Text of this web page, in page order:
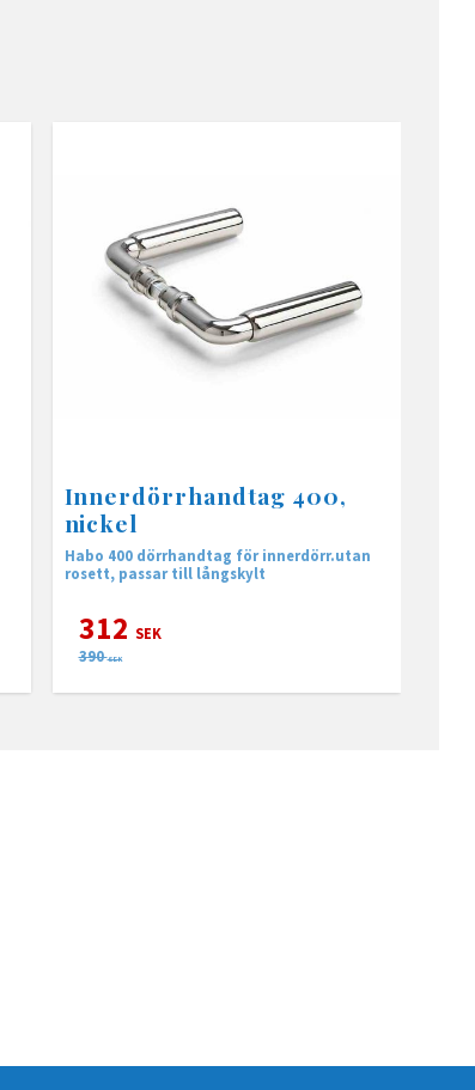
Innerdörrhandtag 400,
nickel
Habo 400 dörrhandtag för innerdörr.utan
rosett, passar till långskylt
312 SEK
390 SEK